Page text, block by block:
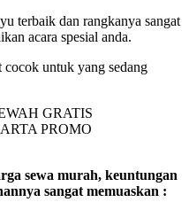
terbaik dan rangkanya sangat
acara spesial anda.
cocok untuk yang sedang
sewa murah, keuntungan
sangat memuaskan :